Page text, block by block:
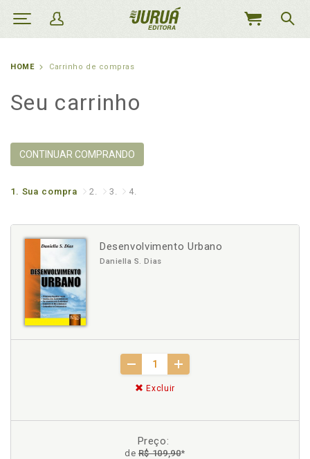
MEU
HOME Carrinho de compras
Seu carrinho
CONTINUAR COMPRANDO
1. Sua compra 2. 3. 4.
Desenvolvimento Urbano
Daniella S. Dias
Excluir
Preço:
deR$ 109,90*